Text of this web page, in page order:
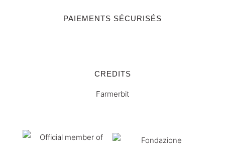
PAIEMENTS SÉCURISÉS
CREDITS
Farmerbit